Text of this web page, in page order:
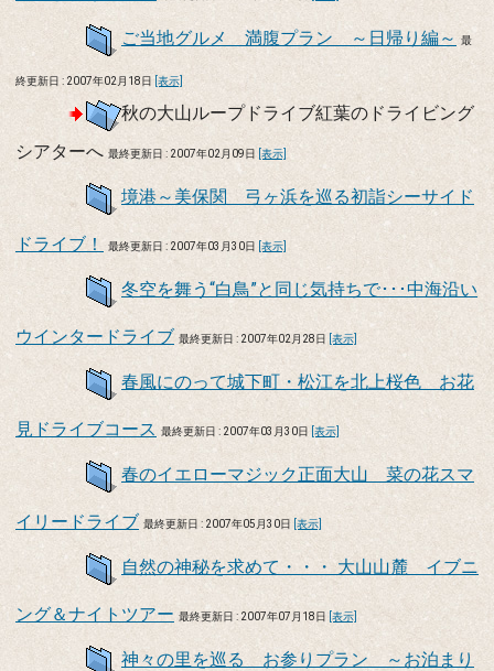
ご当地グルメ 満腹プラン ～日帰り編～ 最
終更新日 : 2007年02月18日 [表示]
秋の大山ループドライブ紅葉のドライビング
シアターへ 最終更新日 : 2007年02月09日 [表示]
境港～美保関 弓ヶ浜を巡る初詣シーサイド
ドライブ！ 最終更新日 : 2007年03月30日 [表示]
冬空を舞う“白鳥”と同じ気持ちで･･･中海沿い
ウインタードライブ 最終更新日 : 2007年02月28日 [表示]
春風にのって城下町・松江を北上桜色 お花
見ドライブコース 最終更新日 : 2007年03月30日 [表示]
春のイエローマジック正面大山 菜の花スマ
イリードライブ 最終更新日 : 2007年05月30日 [表示]
自然の神秘を求めて・・・ 大山山麓 イブニ
ング＆ナイトツアー 最終更新日 : 2007年07月18日 [表示]
神々の里を巡る お参りプラン ～お泊まり